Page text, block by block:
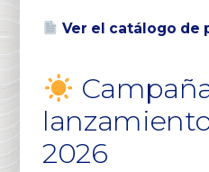
Ver el catálogo de
2026